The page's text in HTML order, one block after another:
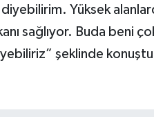
Yüksek
sağlıyor. Buda beni
şeklinde